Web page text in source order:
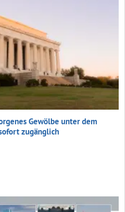
Gewölbe unter dem
zugänglich